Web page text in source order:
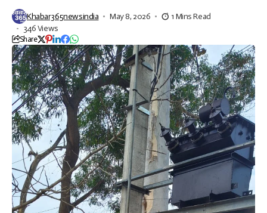
Khabar365newsindia May 8, 2026
1 Mins Read
346 Views
Share